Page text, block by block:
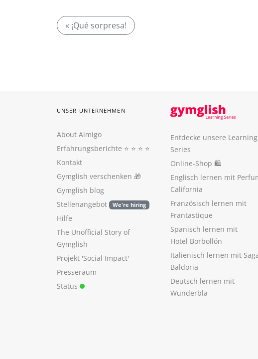
« ¡Qué sorpresa!
UNSER UNTERNEHMEN
About Aimigo
Erfahrungsberichte ⭐️ ⭐️ ⭐️ ⭐️
Kontakt
Gymglish verschenken 🎁
Gymglish blog
Stellenangebot
We're hiring
Hilfe
The Unofficial Story of
Gymglish
Projekt 'Social Impact'
Presseraum
Status
Entdecke unsere Learning
Series
Online-Shop 🛍
Englisch lernen mit
California
Französisch lernen mit
Frantastique
Spanisch lernen mit
Hotel Borbollón
Italienisch lernen mit
Baldoria
Deutsch lernen mit
Wunderbla